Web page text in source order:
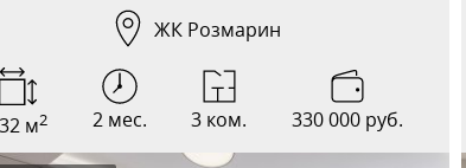
ЖК Розмарин
м2 2 мес. 3 ком. 330 000 руб.